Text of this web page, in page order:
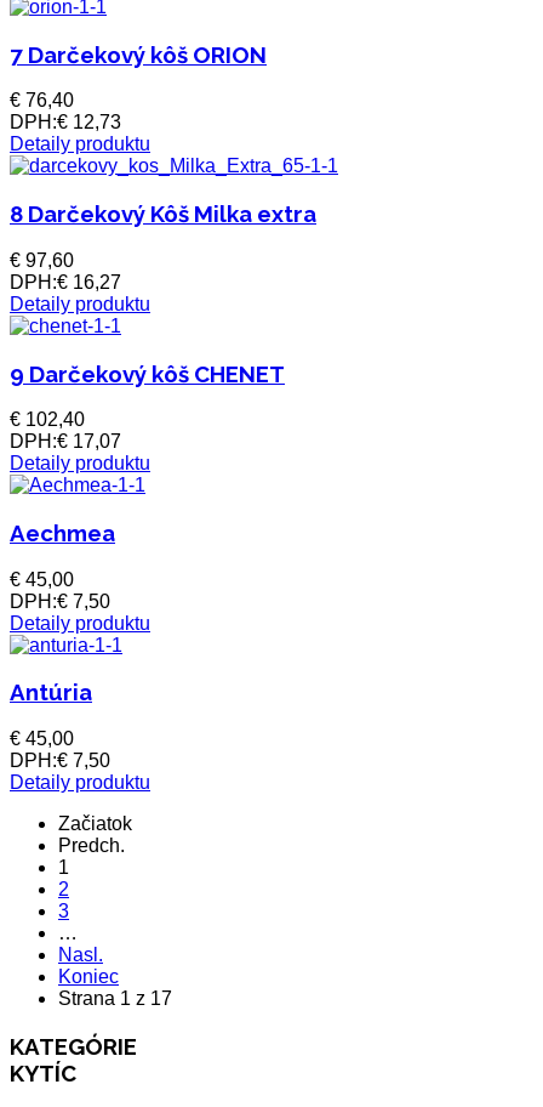
7 Darčekový kôš ORION
€ 76,40
DPH:€ 12,73
Detaily produktu
8 Darčekový Kôš Milka extra
€ 97,60
DPH:€ 16,27
Detaily produktu
9 Darčekový kôš CHENET
€ 102,40
DPH:€ 17,07
Detaily produktu
Aechmea
€ 45,00
DPH:€ 7,50
Detaily produktu
Antúria
€ 45,00
DPH:€ 7,50
Detaily produktu
Začiatok
Predch.
1
2
3
…
Nasl.
Koniec
Strana 1 z 17
KATEGÓRIE
KYTÍC